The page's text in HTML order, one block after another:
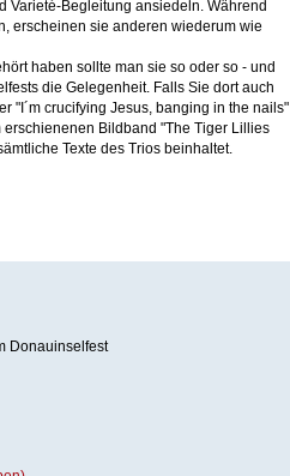
Varieté-Begleitung ansiedeln. Während
erscheinen sie anderen wiederum wie
haben sollte man sie so oder so - und
die Gelegenheit. Falls Sie dort auch
"I´m crucifying Jesus, banging in the nails"
Bildband "The Tiger Lillies
Texte des Trios beinhaltet.
Donauinselfest